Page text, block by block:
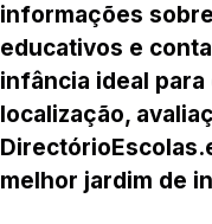
informações
educativos e
infância ideal
localização,
melhor jardim de